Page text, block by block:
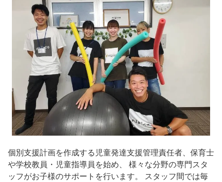
個別支援計画を作成する児童発達支援管理責任者、保育士
や学校教員・児童指導員を始め、 様々な分野の専門スタ
ッフがお子様のサポートを行います。 スタッフ間では毎